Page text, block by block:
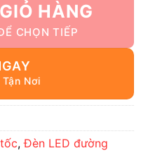
HÀNG
,Đèn LED đường